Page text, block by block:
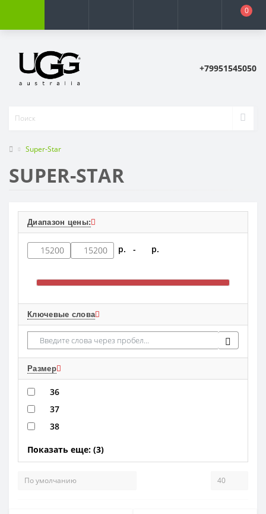
0
+79951545050
Super-Star
SUPER-STAR
Диапазон цены:
р. - р.
Ключевые слова
Размер
36
37
38
Показать еще: (3)